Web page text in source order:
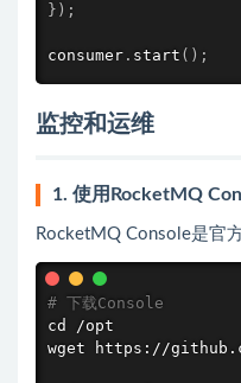
} ) ;
consumer . start ( ) ;
监控和运维
1. 使用RocketMQ
RocketMQ Console是官
# 下载Console
cd
wget https://